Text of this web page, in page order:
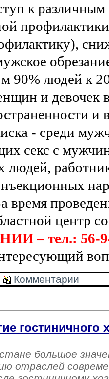
к
90% людей к
и девочек
и
- среди
секс с
людей,
время
центр
– тел.: 56-
Комментарии
гостиничного
большое
отраслей